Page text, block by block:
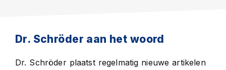
Dr. Schröder aan het woord
Dr. Schröder plaatst regelmatig nieuwe artikelen